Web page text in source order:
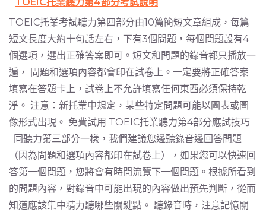
TOEIC托業考試聽力第四部分由10篇簡短文章組成，每篇
短文長度大約十句話左右，下有3個問題，每個問題設有4
個選項，選出正確答案即可。短文和問題的錄音都只播放一
遍， 問題和選項內容都會印在試卷上。一定要將正確答案
填寫在答題卡上，試卷上不允許填寫任何東西必須保持乾
淨。 注意：新托業中規定，某些特定問題可能以圖表或圖
像形式出現。 免費試用 TOEIC托業聽力第4部分應試技巧
同聽力第三部分一樣，我們建議您邊聽錄音邊回答問題
（因為問題和選項內容都印在試卷上），如果您可以快速回
答第一個問題，您將會有時間流覽下一個問題。根據所看到
的問題內容，對錄音中可能出現的內容做出預先判斷，從而
知道應該集中精力聽哪些關鍵點。 聽錄音時，注意記憶關